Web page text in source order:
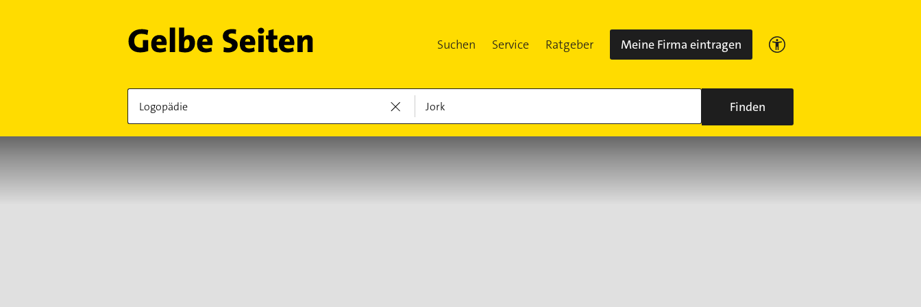
Suchen Service Ratgeber Meine Firma eintragen
Finden